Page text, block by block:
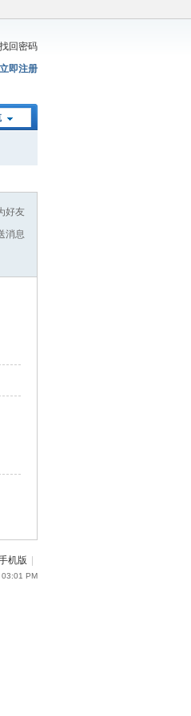
找回密码
立即注册
好友
消息
机版
03:01 PM